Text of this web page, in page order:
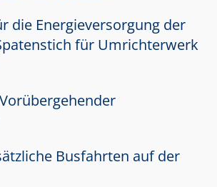
die Energieversorgung der
für Umrichterwerk
Busfahrten auf der